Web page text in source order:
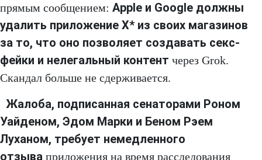
прямым сообщением: Apple и Google должны
удалить приложение X* из своих магазинов
за то, что оно позволяет создавать секс-
фейки и нелегальный контент через Grok.
Скандал больше не сдерживается.
Жалоба, подписанная сенаторами Роном
Уайденом, Эдом Марки и Беном Рэем
Луханом, требует немедленного
отзыва приложения на время расследования